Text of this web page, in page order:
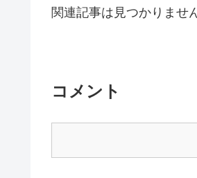
関連記事は見つかりませ
コメント